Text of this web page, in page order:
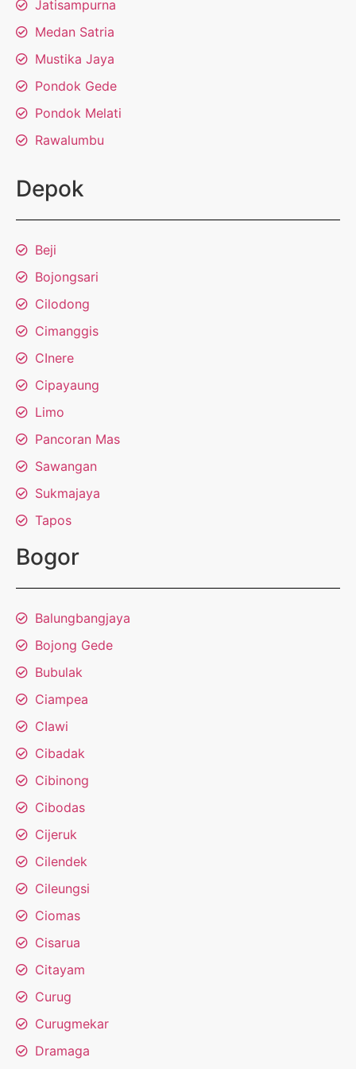
Jatisampurna
Medan Satria
Mustika Jaya
Pondok Gede
Pondok Melati
Rawalumbu
Depok
Beji
Bojongsari
Cilodong
Cimanggis
CInere
Cipayaung
Limo
Pancoran Mas
Sawangan
Sukmajaya
Tapos
Bogor
Balungbangjaya
Bojong Gede
Bubulak
Ciampea
CIawi
Cibadak
Cibinong
Cibodas
Cijeruk
Cilendek
Cileungsi
Ciomas
Cisarua
Citayam
Curug
Curugmekar
Dramaga